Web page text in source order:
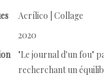
Acrílico | Collage
2020
"Le journal d'un fou"
recherchant un